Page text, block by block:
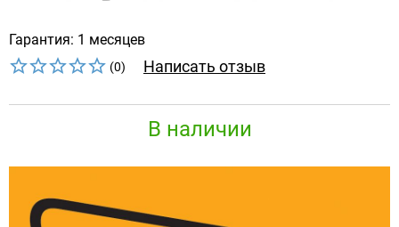
Гарантия: 1 месяцев
(0) Написать отзыв
В наличии